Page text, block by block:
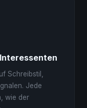
Schreibstil,
Jede
wie der